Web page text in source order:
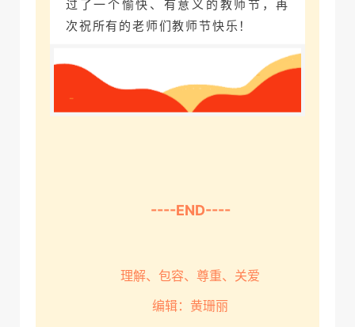
过了一个愉快、有意义的教师节，再
次祝 所有的老师们教师节快乐！
----END----
理解、包容、尊重、关爱
编辑：黄珊丽